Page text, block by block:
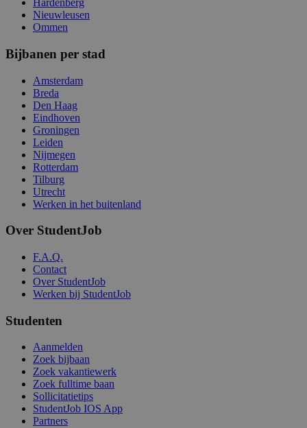
Hardenberg
Nieuwleusen
Ommen
Bijbanen per stad
Amsterdam
Breda
Den Haag
Eindhoven
Groningen
Leiden
Nijmegen
Rotterdam
Tilburg
Utrecht
Werken in het buitenland
Over StudentJob
F.A.Q.
Contact
Over StudentJob
Werken bij StudentJob
Studenten
Aanmelden
Zoek bijbaan
Zoek vakantiewerk
Zoek fulltime baan
Sollicitatietips
StudentJob IOS App
Partners